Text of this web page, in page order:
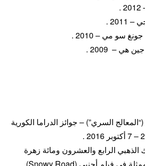
.
سو مي – 2010 .
هي – 2009 .
السري”) – جوائز الدراما الكورية
الذهبي الرابع والعشرون ومائة زهرة